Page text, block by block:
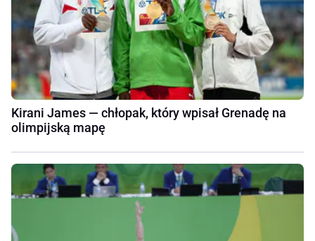
Kirani James — chłopak, który wpisał Grenadę na
olimpijską mapę